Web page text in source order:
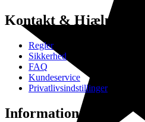
Kontakt & Hjælp
Regler
Sikkerhed
FAQ
Kundeservice
Privatlivsindstillinger
Information